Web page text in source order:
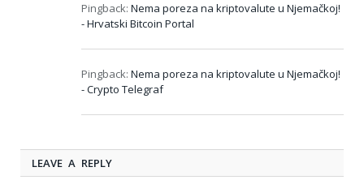
Pingback: Nema poreza na kriptovalute u Njemačkoj!
- Hrvatski Bitcoin Portal
Pingback: Nema poreza na kriptovalute u Njemačkoj!
- Crypto Telegraf
LEAVE A REPLY